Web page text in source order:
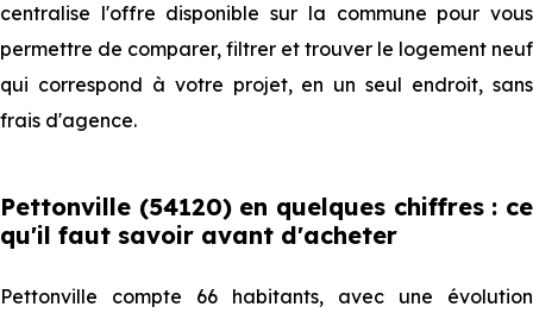
centralise l'offre disponible sur la commune pour vous
permettre de comparer, filtrer et trouver le logement neuf
qui correspond à votre projet, en un seul endroit, sans
frais d'agence.
Pettonville (54120) en quelques chiffres : ce
qu'il faut savoir avant d'acheter
Pettonville compte 66 habitants, avec une évolution